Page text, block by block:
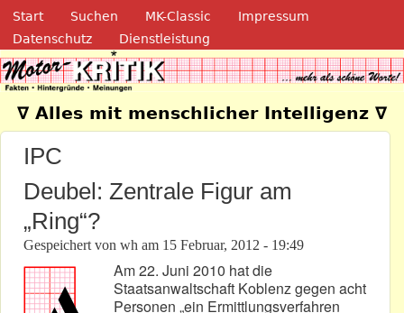
Direkt zum Inhalt
Navigation
Start Suchen MK-Classic
Impressum
Datenschutz
Dienstleistung
Motor-Kritik.de
∇ Alles mit menschlicher Intelligenz ∇
IPC
Deubel: Zentrale Figur am
„Ring“?
Gespeichert von wh am 15 Februar, 2012 - 19:49
Am 22. Juni 2010 hat die
Staatsanwaltschaft Koblenz gegen acht
Personen „ein Ermittlungsverfahren